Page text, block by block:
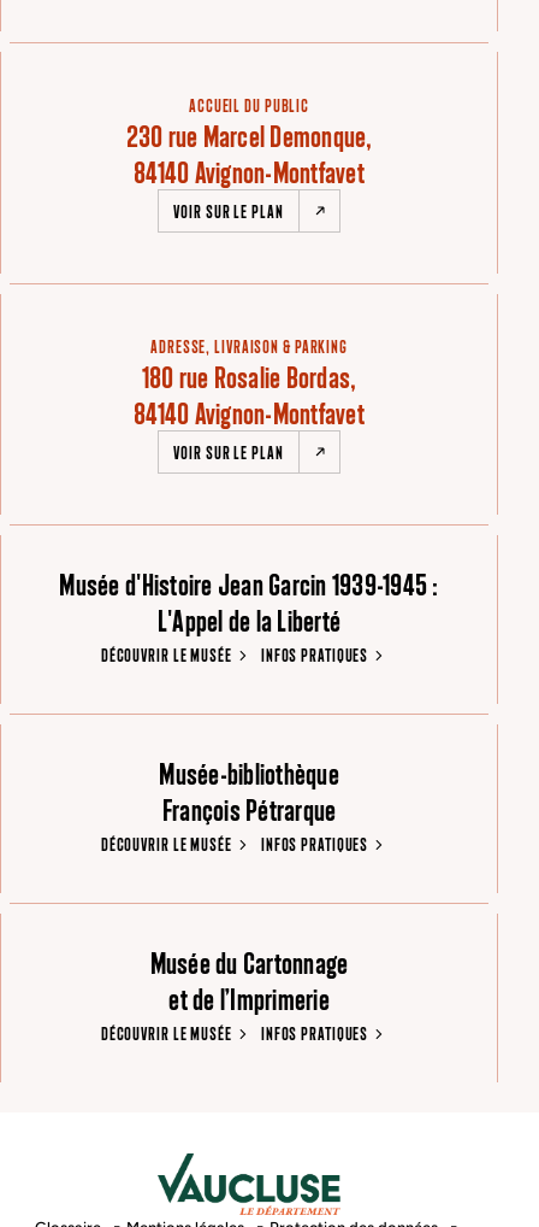
ACCUEIL DU PUBLIC
230 rue Marcel Demonque,
84140 Avignon-Montfavet
VOIR SUR LE PLAN
ADRESSE, LIVRAISON & PARKING
180 rue Rosalie Bordas,
84140 Avignon-Montfavet
VOIR SUR LE PLAN
Musée d'Histoire Jean Garcin 1939-1945 :
L'Appel de la Liberté
DÉCOUVRIR LE MUSÉE INFOS PRATIQUES
Musée-bibliothèque
François Pétrarque
DÉCOUVRIR LE MUSÉE INFOS PRATIQUES
Musée du Cartonnage
et de l’Imprimerie
DÉCOUVRIR LE MUSÉE INFOS PRATIQUES